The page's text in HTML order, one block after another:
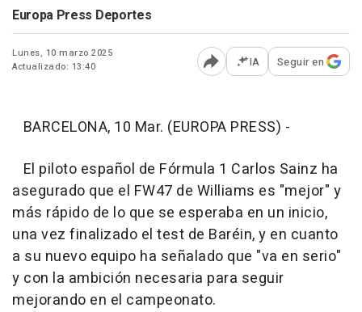
Europa Press Deportes
Lunes, 10 marzo 2025
Actualizado: 13:40
Abrir opciones para
IA Seguir en
BARCELONA, 10 Mar. (EUROPA PRESS) -
El piloto español de Fórmula 1 Carlos Sainz ha
asegurado que el FW47 de Williams es "mejor" y
más rápido de lo que se esperaba en un inicio,
una vez finalizado el test de Baréin, y en cuanto
a su nuevo equipo ha señalado que "va en serio"
y con la ambición necesaria para seguir
mejorando en el campeonato.